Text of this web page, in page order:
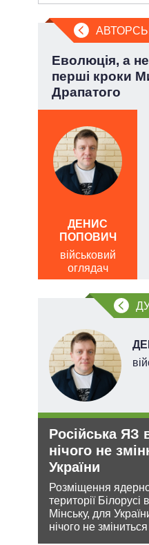
Еволюція, а
перші кроки
Драпатого
ДЕНИС
ПОПОВИЧ
військовий
оглядач
Російська ЯЗ
нічого не
України
Розміщення
території Білорусі
Мінську, для
нічого не зміниться